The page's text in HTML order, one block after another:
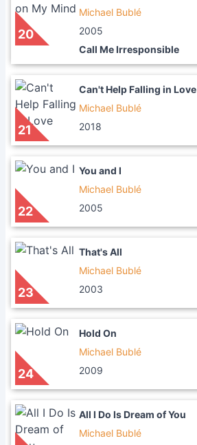
20
Michael Bublé
2005
Call Me Irresponsible
21
Can't Help Falling in Love
Michael Bublé
2018
22
You and I
Michael Bublé
2005
23
That's All
Michael Bublé
2003
24
Hold On
Michael Bublé
2009
All I Do Is Dream of You
Michael Bublé